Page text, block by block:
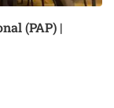
(PAP) |